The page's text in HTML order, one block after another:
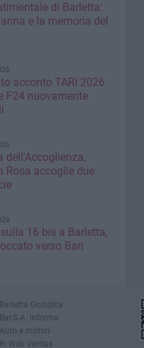
di Barletta:
e la memoria del
acconto TARI 2026
F24 nuovamente
dell'Accoglienza,
Rosa accoglie due
16 bis a Barletta,
verso Bari
Barletta Giuridica
Bar.S.A. informa
Auto e motori
In Web Veritas